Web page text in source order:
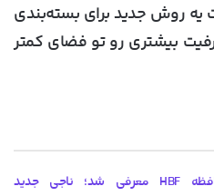
روش جدید برای بسته‌بندی
بیشتری رو تو فضای کمتر
استاندارد حافظه HBF معرفی شد؛ ناجی جدید